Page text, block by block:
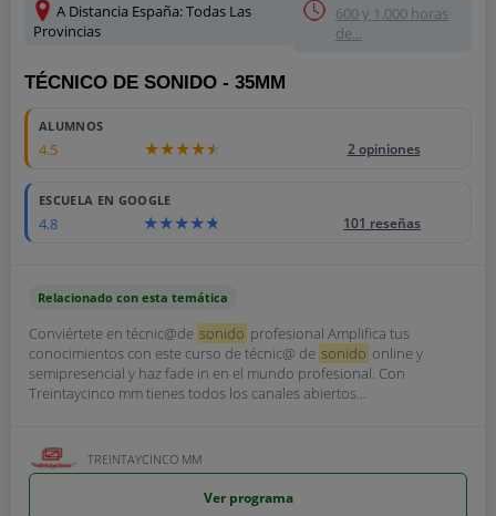
A Distancia España: Todas Las
Provincias
600 y 1.000 horas
de...
TÉCNICO DE SONIDO - 35MM
ALUMNOS
4.5 2 opiniones
ESCUELA EN GOOGLE
4.8 101 reseñas
Relacionado con esta temática
Conviértete en técnic@de sonido profesional Amplifica tus
conocimientos con este curso de técnic@ de sonido online y
semipresencial y haz fade in en el mundo profesional. Con
Treintaycinco mm tienes todos los canales abiertos...
TREINTAYCINCO MM
Ver programa